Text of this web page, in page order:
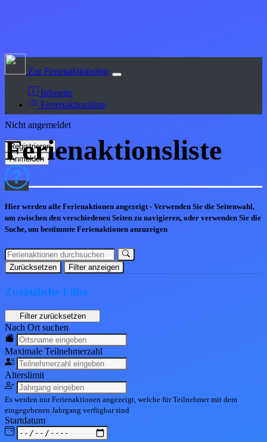
Zur Ferienaktionsliste
Infoseite
Ferienaktionsliste
Nicht angemeldet
Ferienaktionsliste
Hier werden alle Ferienaktionen angezeigt - Verwenden Sie die Seitenwahl,
um zwischen den verschiedenen Seiten zu navigieren, oder verwenden Sie die
Suche, um bestimmte Ferienaktionen anzuzeigen
Zurücksetzen Filter anzeigen
Zusätzliche Filter
Nach Ort suchen
Maximale Teilnehmerzahl
Alterslimit
Es werden nur Ferienaktionen angezeigt, welche für Teilnehmer mit dem
eingegebenen Jahrgang verfügbar sind
Startdatum